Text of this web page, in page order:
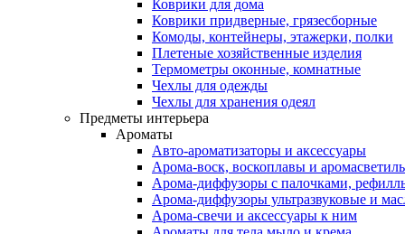
Коврики для дома
Коврики придверные, грязесборные
Комоды, контейнеры, этажерки, полки
Плетеные хозяйственные изделия
Термометры оконные, комнатные
Чехлы для одежды
Чехлы для хранения одеял
Предметы интерьера
Ароматы
Авто-ароматизаторы и аксессуары
Арома-воск, воскоплавы и
Арома-диффузоры с палочками,
Арома-диффузоры ультразвуковые и
Арома-свечи и аксессуары к ним